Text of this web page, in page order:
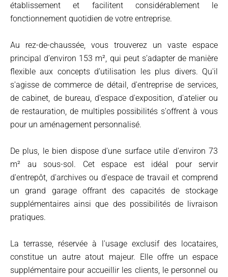
établissement et facilitent considérablement le
fonctionnement quotidien de votre entreprise.
Au rez-de-chaussée, vous trouverez un vaste espace
principal d’environ 153 m², qui peut s’adapter de manière
flexible aux concepts d’utilisation les plus divers. Qu'il
s'agisse de commerce de détail, d'entreprise de services,
de cabinet, de bureau, d'espace d'exposition, d'atelier ou
de restauration, de multiples possibilités s'offrent à vous
pour un aménagement personnalisé.
De plus, le bien dispose d'une surface utile d'environ 73
m² au sous-sol. Cet espace est idéal pour servir
d'entrepôt, d'archives ou d'espace de travail et comprend
un grand garage offrant des capacités de stockage
supplémentaires ainsi que des possibilités de livraison
pratiques.
La terrasse, réservée à l'usage exclusif des locataires,
constitue un autre atout majeur. Elle offre un espace
supplémentaire pour accueillir les clients, le personnel ou